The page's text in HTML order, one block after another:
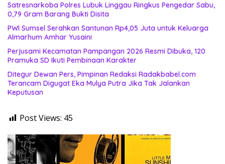
Satresnarkoba Polres Lubuk Linggau Ringkus Pengedar Sabu,
0,79 Gram Barang Bukti Disita
PWI Sumsel Serahkan Santunan Rp4,05 Juta untuk Keluarga
Almarhum Amhar Yusaini
Perjusami Kecamatan Pampangan 2026 Resmi Dibuka, 120
Pramuka SD Ikuti Pembinaan Karakter
Ditegur Dewan Pers, Pimpinan Redaksi Radakbabel.com
Terancam Digugat Eka Mulya Putra Jika Tak Jalankan
Keputusan
Post Views: 45